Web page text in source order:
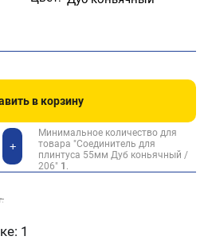
в корзину
+
Минимальное количество для
товара "Соединитель для
плинтуса 55мм Дуб коньячный /
206" 1 .
1